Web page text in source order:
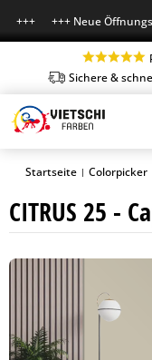
+++ +++ Neue
Sichere &
Startseite | Colorpicker
CITRUS 25 -